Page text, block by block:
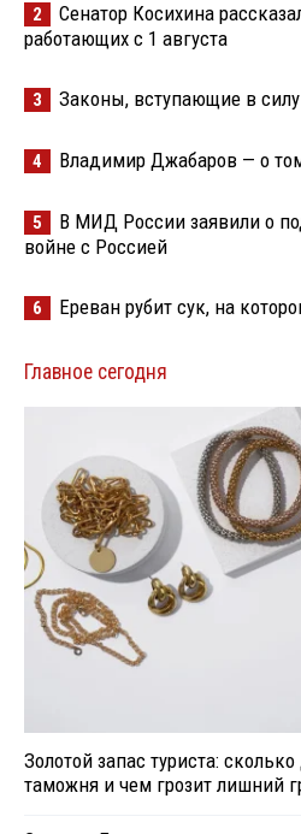
2
Сенатор Косихина
работающих с 1 августа
3 Законы, вступающие в силу
4 Владимир Джабаров — о
5
В МИД России заявили о
войне с Россией
6 Ереван рубит сук, на
Главное сегодня
Золотой запас туриста:
таможня и чем грозит лишний